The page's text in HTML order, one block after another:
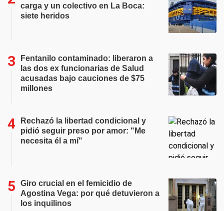
carga y un colectivo en La Boca:
siete heridos
Fentanilo contaminado: liberaron a
las dos ex funcionarias de Salud
acusadas bajo cauciones de $75
millones
Rechazó la libertad condicional y
pidió seguir preso por amor: "Me
necesita él a mí"
Giro crucial en el femicidio de
Agostina Vega: por qué detuvieron a
los inquilinos